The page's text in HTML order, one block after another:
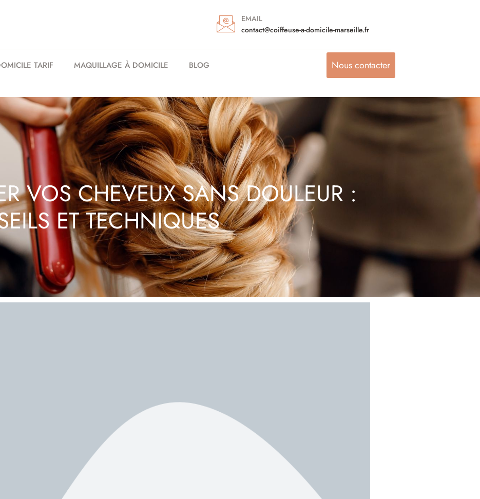
EMAIL
contact@coiffeuse-a-domicile-marseille.fr
TARIF MAQUILLAGE À DOMICILE BLOG Nous contacter
VOS CHEVEUX SANS DOULEUR :
ET TECHNIQUES